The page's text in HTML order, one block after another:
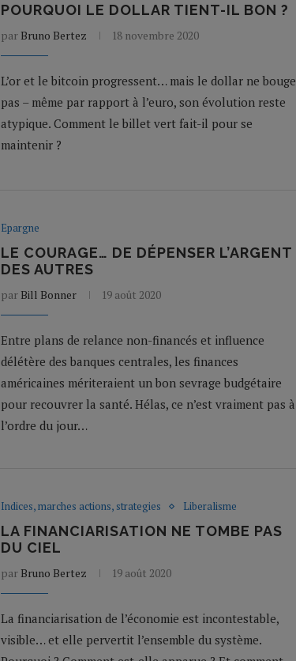
POURQUOI LE DOLLAR TIENT-IL BON ?
par Bruno Bertez 18 novembre 2020
L’or et le bitcoin progressent… mais le dollar ne bouge
pas – même par rapport à l’euro, son évolution reste
atypique. Comment le billet vert fait-il pour se
maintenir ?
Epargne
LE COURAGE… DE DÉPENSER L’ARGENT
DES AUTRES
par Bill Bonner 19 août 2020
Entre plans de relance non-financés et influence
délétère des banques centrales, les finances
américaines mériteraient un bon sevrage budgétaire
pour recouvrer la santé. Hélas, ce n’est vraiment pas à
l’ordre du jour…
Indices, marches actions, strategies Liberalisme
LA FINANCIARISATION NE TOMBE PAS
DU CIEL
par Bruno Bertez 19 août 2020
La financiarisation de l’économie est incontestable,
visible… et elle pervertit l’ensemble du système.